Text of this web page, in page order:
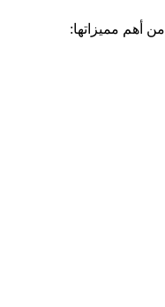
أهم مميزاتها: